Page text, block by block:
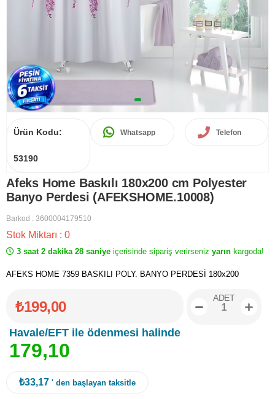
Ürün Kodu:
53190
Whatsapp Telefon
Afeks Home Baskılı 180x200 cm Polyester
Banyo Perdesi (AFEKSHOME.10008)
Barkod : 3600004179510
Stok Miktarı : 0
3 saat 2 dakika 28 saniye içerisinde sipariş verirseniz yarın kargoda!
AFEKS HOME 7359 BASKILI POLY. BANYO PERDESİ 180x200
₺199,00
Havale/EFT ile ödenmesi halinde
179,10
ADET
₺33,17 ' den başlayan taksitle